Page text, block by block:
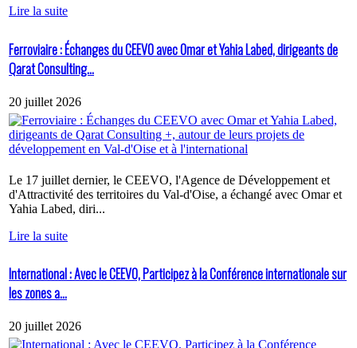
Lire la suite
Ferroviaire : Échanges du CEEVO avec Omar et Yahia Labed, dirigeants de
Qarat Consulting...
20 juillet 2026
Le 17 juillet dernier, le CEEVO, l'Agence de Développement et
d'Attractivité des territoires du Val-d'Oise, a échangé avec Omar et
Yahia Labed, diri...
Lire la suite
International : Avec le CEEVO, Participez à la Conférence internationale sur
les zones a...
20 juillet 2026